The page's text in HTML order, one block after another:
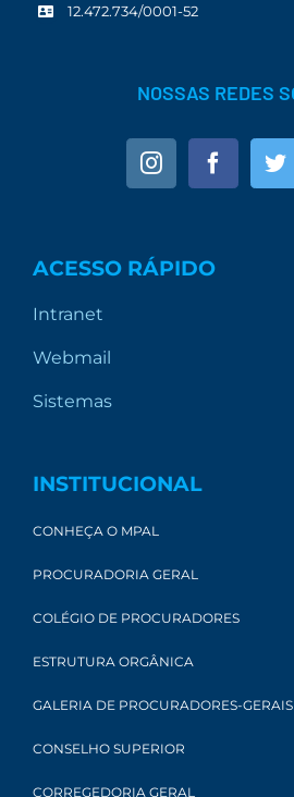
12.472.734/0001-52
NOSSAS REDES
ACESSO RÁPIDO
Intranet
Webmail
Sistemas
INSTITUCIONAL
CONHEÇA O MPAL
PROCURADORIA GERAL
COLÉGIO DE PROCURADORES
ESTRUTURA ORGÂNICA
GALERIA DE PROCURADORES-GERAIS
CONSELHO SUPERIOR
CORREGEDORIA GERAL